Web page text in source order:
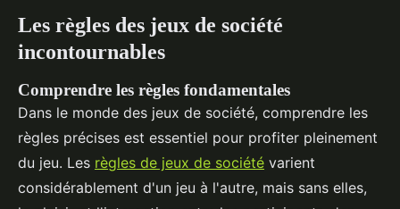
Les règles des jeux de société
incontournables
Comprendre les règles fondamentales
Dans le monde des jeux de société, comprendre les
règles précises est essentiel pour profiter pleinement
du jeu. Les règles de jeux de société varient
considérablement d'un jeu à l'autre, mais sans elles,